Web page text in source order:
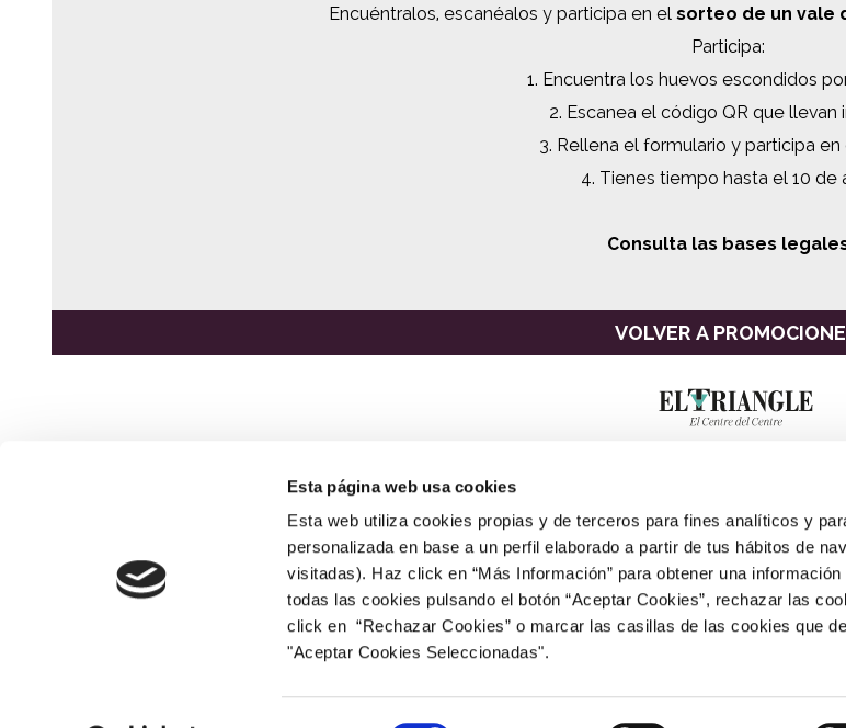
Esta página web usa cookies
Esta web utiliza cookies propias y de terceros para fines analíticos y
personalizada en base a un perfil elaborado a partir de tus hábitos de
visitadas). Haz click en “Más Información” para obtener una
todas las cookies pulsando el botón “Aceptar Cookies”, rechazar las
click en “Rechazar Cookies” o marcar las casillas de las cookies que
"Aceptar Cookies Seleccionadas".
Encuéntralos, escanéalos y participa en el sorteo de un vale
Participa:
1. Encuentra los huevos escondidos
2. Escanea el código QR que llevan
3. Rellena el formulario y participa
4. Tienes tiempo hasta el 10 de
Consulta las bases
VOLVER A
NEWSLETTER APÚNTATE AQUÍ